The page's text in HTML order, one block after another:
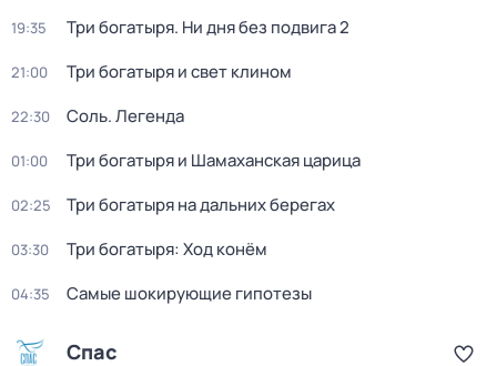
19:35 Три богатыря. Ни дня без подвига 2
21:00 Три богатыря и свет клином
22:30 Соль. Легенда
01:00 Три богатыря и Шамаханская царица
02:25 Три богатыря на дальних берегах
03:30 Три богатыря: Ход конём
04:35 Самые шoкиpующие гипотезы
Спас